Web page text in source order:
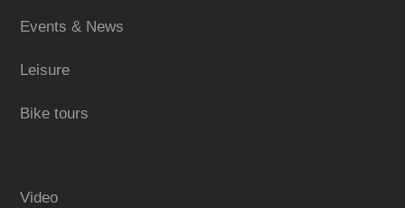
Events & News
Leisure
Bike tours
Video